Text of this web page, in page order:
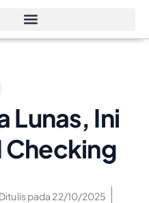
Lunas, Ini
Checking
Ditulis pada 22/10/2025